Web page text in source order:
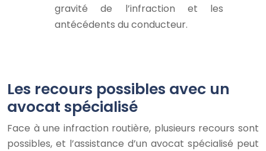
gravité de l’infraction et les
antécédents du conducteur.
Les recours possibles avec un
avocat spécialisé
Face à une infraction routière, plusieurs recours sont
possibles, et l’assistance d’un avocat spécialisé peut